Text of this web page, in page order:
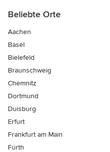
Beliebte Orte
Aachen
Basel
Bielefeld
Braunschweig
Chemnitz
Dortmund
Duisburg
Erfurt
Frankfurt am Main
Fürth